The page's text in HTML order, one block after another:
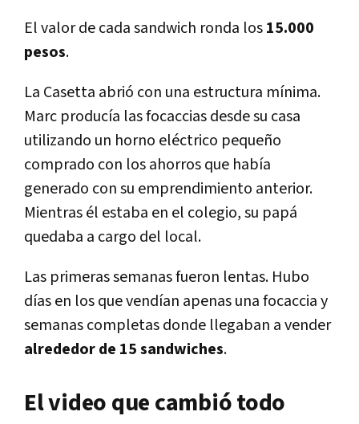
El valor de cada sandwich ronda los15.000
pesos.
La Casetta abrió con una estructura mínima.
Marc producía las focaccias desde su casa
utilizando un horno eléctrico pequeño
comprado con los ahorros que había
generado con su emprendimiento anterior.
Mientras él estaba en el colegio, su papá
quedaba a cargo del local.
Las primeras semanas fueron lentas. Hubo
días en los que vendían apenas una focaccia y
semanas completas donde llegaban a vender
alrededor de 15 sandwiches.
El video que cambió todo